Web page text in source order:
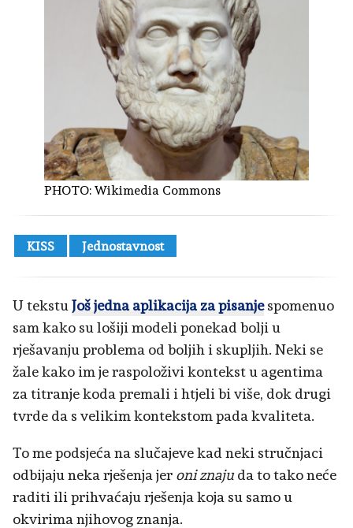
PHOTO: Wikimedia Commons
KISS Jednostavnost
U tekstuJoš jedna aplikacija za pisanjespomenuo
sam kako su lošiji modeli ponekad bolji u
rješavanju problema od boljih i skupljih. Neki se
žale kako im je raspoloživi kontekst u agentima
za titranje koda premali i htjeli bi više, dok drugi
tvrde da s velikim kontekstom pada kvaliteta.
To me podsjeća na slučajeve kad neki stručnjaci
odbijaju neka rješenja jer oni znajuda to tako neće
raditi ili prihvaćaju rješenja koja su samo u
okvirima njihovog znanja.